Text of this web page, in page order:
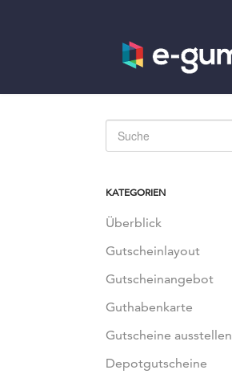
KATEGORIEN
Überblick
Gutscheinlayout
Gutscheinangebot
Guthabenkarte
Gutscheine ausstellen
Depotgutscheine